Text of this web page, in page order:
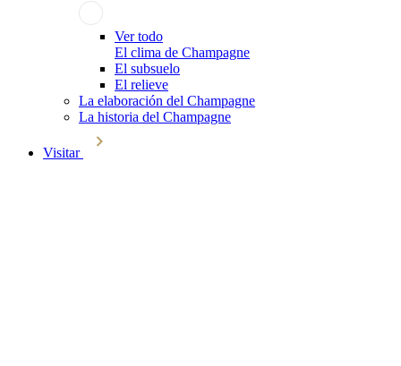
Ver todo
El clima de Champagne
El subsuelo
El relieve
La elaboración del Champagne
La historia del Champagne
Visitar